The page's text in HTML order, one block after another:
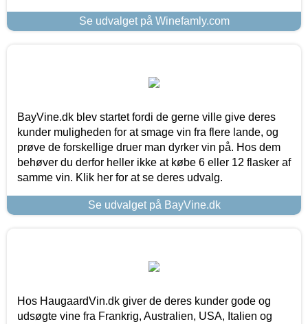
Se udvalget på Winefamly.com
BayVine.dk blev startet fordi de gerne ville give deres
kunder muligheden for at smage vin fra flere lande, og
prøve de forskellige druer man dyrker vin på. Hos dem
behøver du derfor heller ikke at købe 6 eller 12 flasker af
samme vin. Klik her for at se deres udvalg.
Se udvalget på BayVine.dk
Hos HaugaardVin.dk giver de deres kunder gode og
udsøgte vine fra Frankrig, Australien, USA, Italien og